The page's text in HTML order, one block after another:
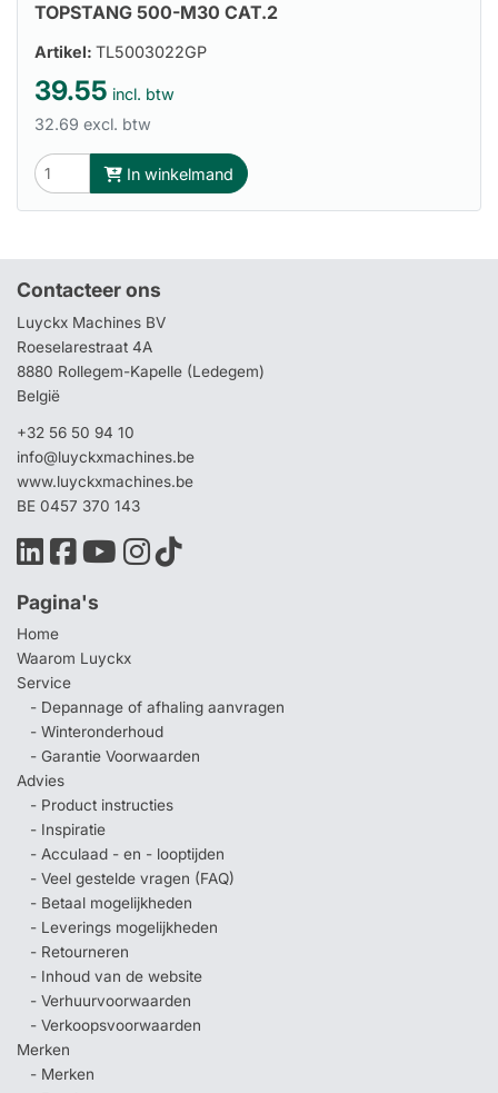
TOPSTANG 500-M30 CAT.2
Artikel: TL5003022GP
39.55 incl. btw
32.69 excl. btw
In winkelmand
Contacteer ons
Luyckx Machines BV
Roeselarestraat 4A
8880 Rollegem-Kapelle (Ledegem)
België
+32 56 50 94 10
info@luyckxmachines.be
www.luyckxmachines.be
BE 0457 370 143
Pagina's
Home
Waarom Luyckx
Service
- Depannage of afhaling aanvragen
- Winteronderhoud
- Garantie Voorwaarden
Advies
- Product instructies
- Inspiratie
- Acculaad - en - looptijden
- Veel gestelde vragen (FAQ)
- Betaal mogelijkheden
- Leverings mogelijkheden
- Retourneren
- Inhoud van de website
- Verhuurvoorwaarden
- Verkoopsvoorwaarden
Merken
- Merken